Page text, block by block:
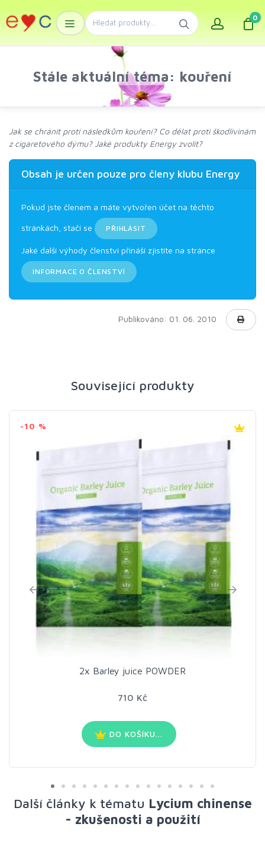
0
Stále aktuální téma: kouření
Jak se chránit proti následkům kouření? Co dělat proti škodlivinám
z cigaretového dýmu? Jaké produkty Energy zvolit?
Obsah je určen pouze pro členy klubu Energy
Pokud jste členem a máte vytvořen účet na těchto
stránkách, stačí se PŘIHLÁSIT
Jaké další výhody členství přináší zjistíte na stránce
INFORMACE O ČLENSTVÍ
Publikováno: 01. 06. 2010
Související produkty
-10 %
2x Barley juice POWDER
710 Kč
DO KOŠÍKU...
Další články k tématu Lycium chinense
- zkušenosti a použití